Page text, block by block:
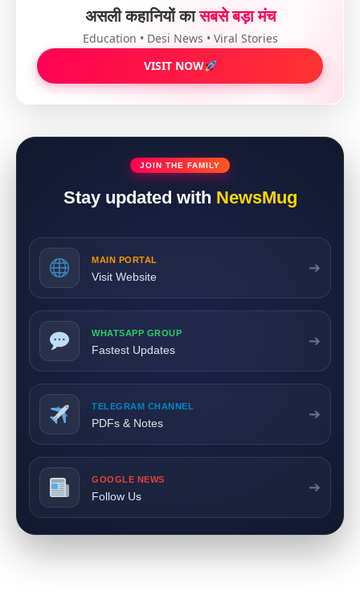
असली कहानियों कासबसे बड़ा मंच
Education • Desi News • Viral Stories
VISIT NOW
JOIN THE FAMILY
Stay updated with NewsMug
MAIN PORTAL
Visit Website
➔
WHATSAPP GROUP
Fastest Updates
➔
TELEGRAM CHANNEL
PDFs & Notes
➔
GOOGLE NEWS
Follow Us
➔